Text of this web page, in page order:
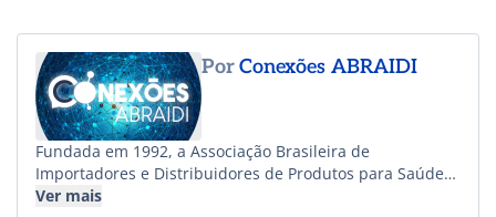
PorConexões ABRAIDI
Fundada em 1992, a Associação Brasileira de
Importadores e Distribuidores de Produtos para Saúde
(ABRAIDI) representa e defende os interesses de
Ver mais